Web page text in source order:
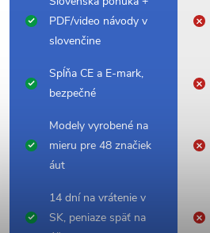
PDF/video návody v
slovenčine
Spĺňa CE a E-mark,
bezpečné
Modely vyrobené na
mieru pre 48 značiek
áut
14 dní na vrátenie v
SK, peniaze späť na